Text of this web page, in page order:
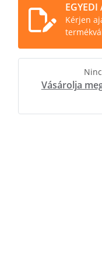
EGYEDI
Kérjen
Vásárolja